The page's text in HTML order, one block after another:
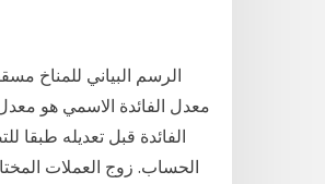
الفائدة قبل تعديله طبقا